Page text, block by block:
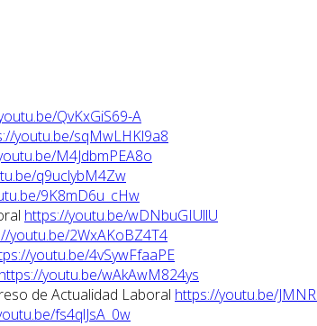
QvKxGiS69-A
youtu.be/sqMwLHKl9a8
M4JdbmPEA8o
q9uclybM4Zw
9K8mD6u_cHw
https://youtu.be/wDNbuGIUllU
youtu.be/2WxAKoBZ4T4
youtu.be/4vSywFfaaPE
https://youtu.be/wAkAwM824ys
de Actualidad Laboral https://youtu.be/
fs4qlJsA_0w